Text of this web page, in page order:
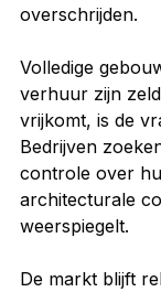
overschrijden.
Volledige
verhuur zijn
vrijkomt, is de
Bedrijven
controle over
architecturale
weerspiegelt.
De markt blijft